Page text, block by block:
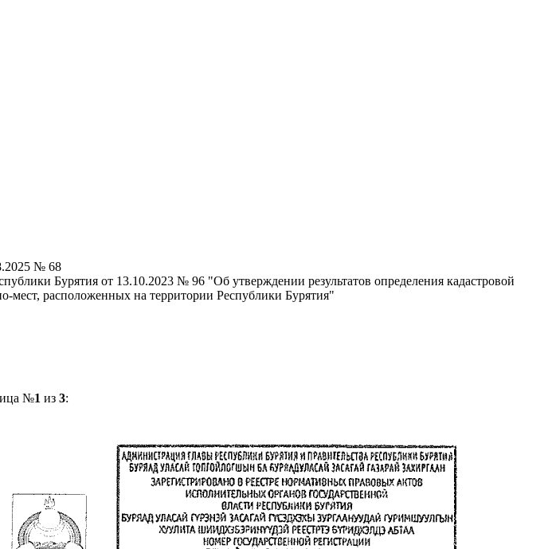
№ 68
Бурятия от 13.10.2023 № 96 "Об утверждении результатов определения кадастровой
мест, расположенных на территории Республики Бурятия"
№1 из 3: